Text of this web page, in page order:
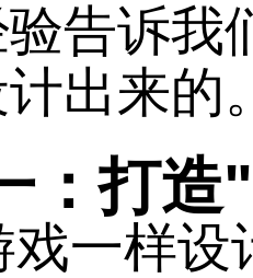
告诉我
出来的
：打造
戏一样